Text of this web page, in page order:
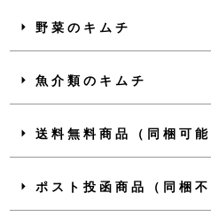
野菜のキムチ
魚介類のキムチ
送料無料商品（同梱可能
ポスト投函商品（同梱不